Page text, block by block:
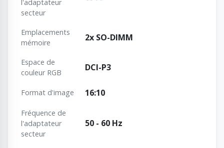
l'adaptateur
secteur
Emplacements
mémoire
2x SO-DIMM
Espace de
couleur RGB
DCI-P3
Format d'image 16:10
Fréquence de
l'adaptateur
secteur
50 - 60 Hz